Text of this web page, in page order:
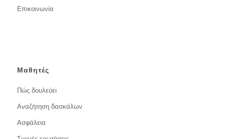
Επικοινωνία
Μαθητές
Πώς δουλεύει
Αναζήτηση δασκάλων
Ασφάλεια